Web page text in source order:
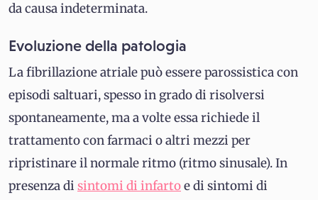
da causa indeterminata.
Evoluzione della patologia
La fibrillazione atriale può essere parossistica con
episodi saltuari, spesso in grado di risolversi
spontaneamente, ma a volte essa richiede il
trattamento con farmaci o altri mezzi per
ripristinare il normale ritmo (ritmo sinusale). In
presenza di sintomi di infartoe di sintomi di